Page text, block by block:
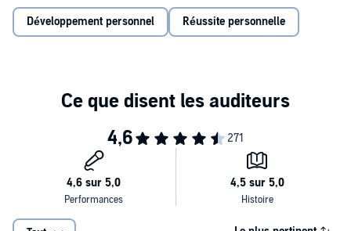
plein potentiel ;
comment se défaire de ses mauvaises routines et en créer
bien gérer son temps, atteindre ses objectifs et mener une
vie plus saine.
votre vie. La bonne nouvelle, c'est que cela est accessible à tout le
monde. Si vous souhaitez changer durablement, mais sans savoir
©2020 / 2019 Éditions Eyrolles (P)2020 Lizzie, un département
d'Univers Poche, Paris
Développement personnel Réussite personnelle